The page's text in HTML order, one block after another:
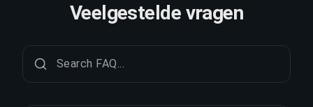
Veelgestelde vragen